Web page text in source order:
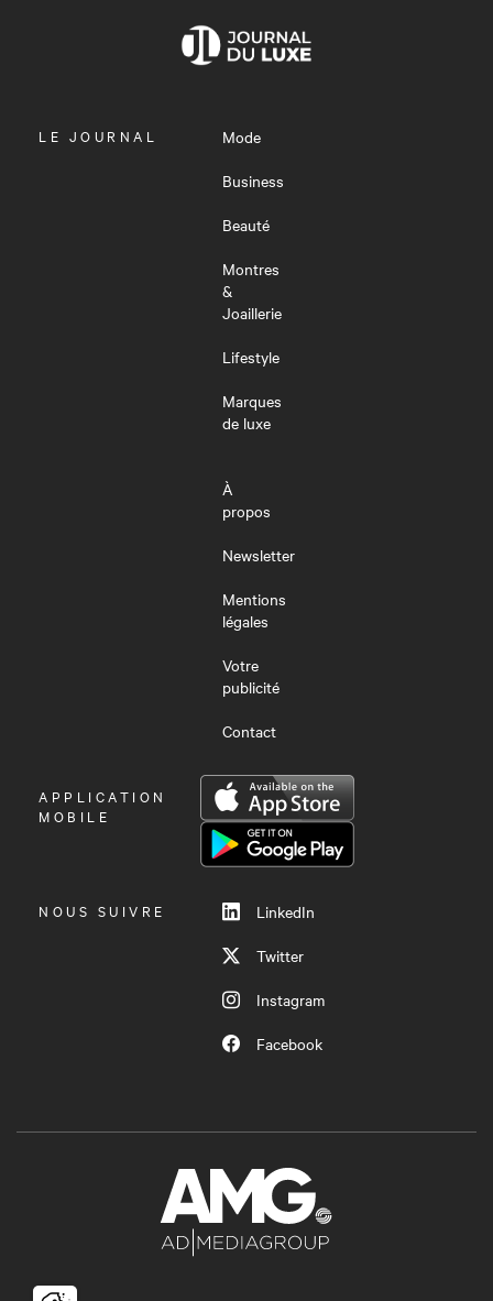
OUVRIR
LE JOURNAL
Mode
Business
Beauté
Montres
&
Joaillerie
Lifestyle
Marques
de luxe
À
propos
Newsletter
Mentions
légales
Votre
publicité
Contact
OUVRIR
LE
APPLICATION
MOBILE
NOUS SUIVRE
LinkedIn
Twitter
Instagram
Facebook